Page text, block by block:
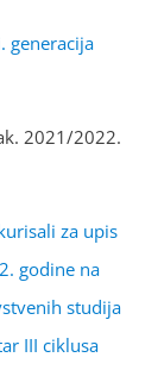
generacija
ak. 2021/2022.
za upis
godine na
studija
III ciklusa